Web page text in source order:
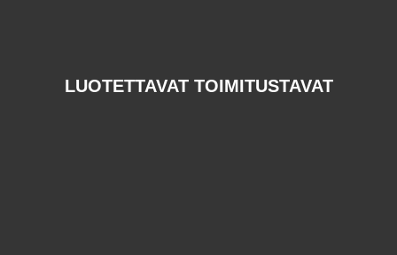
LUOTETTAVAT TOIMITUSTAVAT